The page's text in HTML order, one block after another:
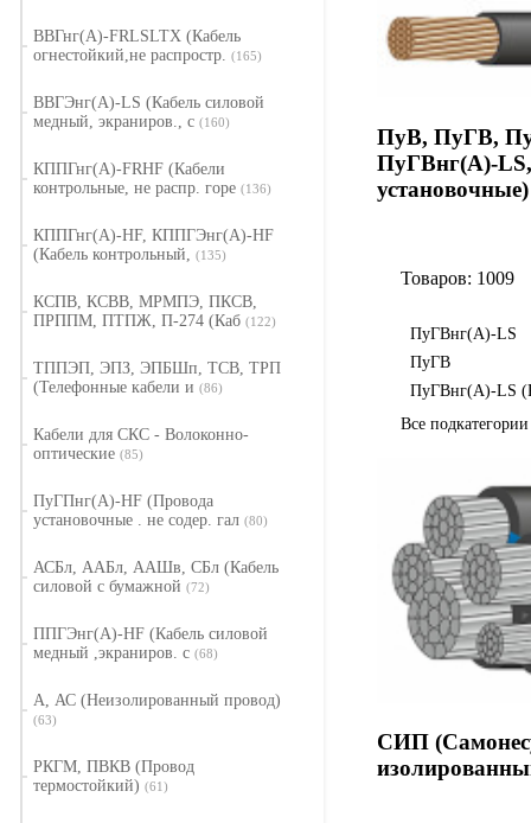
ВВГнг(А)-FRLSLTX (Кабель
огнестойкий,не распростр. (165)
ВВГЭнг(А)-LS (Кабель силовой
медный, экраниров., с (160)
КППГнг(А)-FRHF (Кабели
контрольные, не распр. горе (136)
КППГнг(А)-HF, КППГЭнг(А)-HF
(Кабель контрольный, (135)
КСПВ, КСВВ, МРМПЭ, ПКСВ,
ПРППМ, ПТПЖ, П-274 (Каб (122)
ТППЭП, ЭПЗ, ЭПБШп, ТСВ, ТРП
(Телефонные кабели и (86)
Кабели для СКС - Волоконно-
оптические (85)
ПуГПнг(A)-HF (Провода
установочные . не содер. гал (80)
АСБл, ААБл, ААШв, СБл (Кабель
силовой с бумажной (72)
ППГЭнг(А)-HF (Кабель силовой
медный ,экраниров. с (68)
А, АС (Неизолированный провод)
(63)
РКГМ, ПВКВ (Провод
термостойкий) (61)
ПуВ, ПуГВ,
ПуГВнг(А)-
установочные)
Товаров: 1009
ПуГВнг(А)-LS
ПуГВ
ПуГВнг(А)-LS
Все
СИП